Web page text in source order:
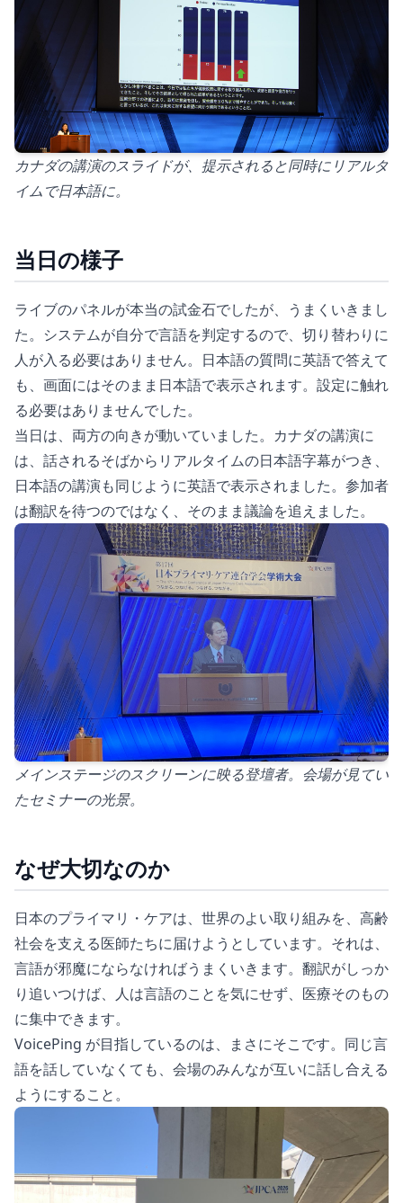
カナダの講演のスライドが、提示されると同時にリアルタ
イムで日本語に。
当日の様子
ライブのパネルが本当の試金石でしたが、うまくいきまし
た。システムが自分で言語を判定するので、切り替わりに
人が入る必要はありません。日本語の質問に英語で答えて
も、画面にはそのまま日本語で表示されます。設定に触れ
る必要はありませんでした。
当日は、両方の向きが動いていました。カナダの講演に
は、話されるそばからリアルタイムの日本語字幕がつき、
日本語の講演も同じように英語で表示されました。参加者
は翻訳を待つのではなく、そのまま議論を追えました。
メインステージのスクリーンに映る登壇者。会場が見てい
たセミナーの光景。
なぜ大切なのか
日本のプライマリ・ケアは、世界のよい取り組みを、高齢
社会を支える医師たちに届けようとしています。それは、
言語が邪魔にならなければうまくいきます。翻訳がしっか
り追いつけば、人は言語のことを気にせず、医療そのもの
に集中できます。
VoicePing が目指しているのは、まさにそこです。同じ言
語を話していなくても、会場のみんなが互いに話し合える
ようにすること。